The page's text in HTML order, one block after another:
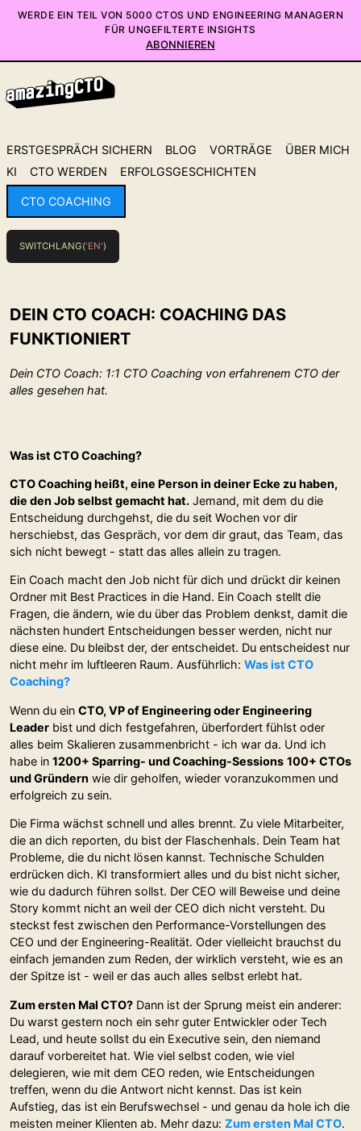
WERDE EIN TEIL VON 5000 CTOS UND ENGINEERING MANAGERN
FÜR UNGEFILTERTE INSIGHTS
ABONNIEREN
ERSTGESPRÄCH SICHERN BLOG VORTRÄGE
ÜBER MICH
KI
CTO WERDEN ERFOLGSGESCHICHTEN
CTO COACHING
SWITCHLANG('EN')
DEIN CTO COACH: COACHING DAS
FUNKTIONIERT
Dein CTO Coach: 1:1 CTO Coaching von erfahrenem CTO der
alles gesehen hat.
Was ist CTO Coaching?
CTO Coaching heißt, eine Person in deiner Ecke zu haben,
die den Job selbst gemacht hat. Jemand, mit dem du die
Entscheidung durchgehst, die du seit Wochen vor dir
herschiebst, das Gespräch, vor dem dir graut, das Team, das
sich nicht bewegt - statt das alles allein zu tragen.
Ein Coach macht den Job nicht für dich und drückt dir keinen
Ordner mit Best Practices in die Hand. Ein Coach stellt die
Fragen, die ändern, wie du über das Problem denkst, damit die
nächsten hundert Entscheidungen besser werden, nicht nur
diese eine. Du bleibst der, der entscheidet. Du entscheidest nur
nicht mehr im luftleeren Raum. Ausführlich: Was ist CTO
Coaching?
Wenn du ein CTO, VP of Engineering oder Engineering
Leader bist und dich festgefahren, überfordert fühlst oder
alles beim Skalieren zusammenbricht - ich war da. Und ich
habe in 1200+ Sparring- und Coaching-Sessions 100+ CTOs
und Gründern wie dir geholfen, wieder voranzukommen und
erfolgreich zu sein.
Die Firma wächst schnell und alles brennt. Zu viele Mitarbeiter,
die an dich reporten, du bist der Flaschenhals. Dein Team hat
Probleme, die du nicht lösen kannst. Technische Schulden
erdrücken dich. KI transformiert alles und du bist nicht sicher,
wie du dadurch führen sollst. Der CEO will Beweise und deine
Story kommt nicht an weil der CEO dich nicht versteht. Du
steckst fest zwischen den Performance-Vorstellungen des
CEO und der Engineering-Realität. Oder vielleicht brauchst du
einfach jemanden zum Reden, der wirklich versteht, wie es an
der Spitze ist - weil er das auch alles selbst erlebt hat.
Zum ersten Mal CTO? Dann ist der Sprung meist ein anderer:
Du warst gestern noch ein sehr guter Entwickler oder Tech
Lead, und heute sollst du ein Executive sein, den niemand
darauf vorbereitet hat. Wie viel selbst coden, wie viel
delegieren, wie mit dem CEO reden, wie Entscheidungen
treffen, wenn du die Antwort nicht kennst. Das ist kein
Aufstieg, das ist ein Berufswechsel - und genau da hole ich die
meisten meiner Klienten ab. Mehr dazu: Zum ersten Mal CTO.